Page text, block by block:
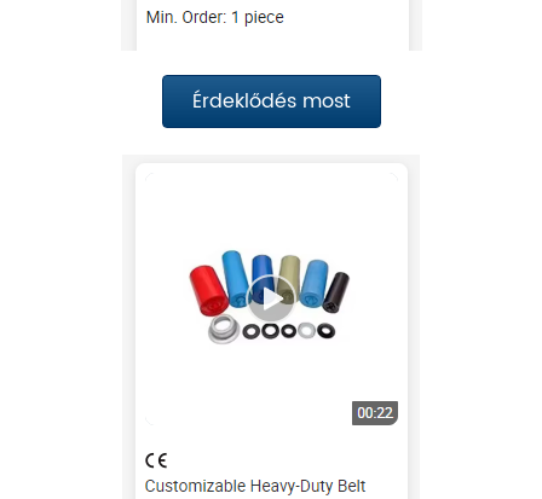
Érdeklődés most